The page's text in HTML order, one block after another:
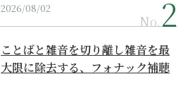
2026/08/02
No.
ことばと雑音を切り離し雑音を最
大限に除去する、フォナック補聴